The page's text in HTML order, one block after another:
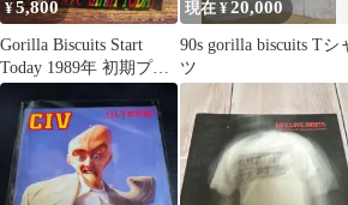
¥5,800
Gorilla Biscuits Start
Today 1989年 初期プレ
ス
現在 ¥20,000
90s gorilla biscuits Tシ
ツ